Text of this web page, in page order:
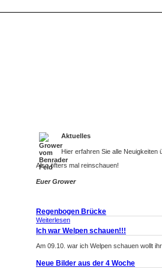
Aktuelles
Hier erfahren Sie alle Neuigkeiten
Also öfters mal reinschauen!
Euer Grower
Regenbogen Brücke
Weiterlesen
Ich war Welpen schauen!!!
Am 09.10. war ich Welpen schauen wollt
Neue Bilder aus der 4 Woche